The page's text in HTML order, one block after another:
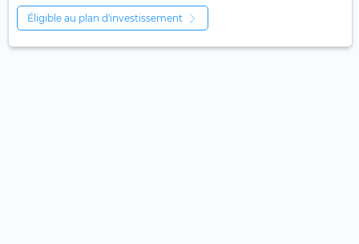
Éligible au plan d'investissement